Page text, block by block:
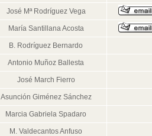
José Mª Rodríguez Vega
María Santillana Acosta
B. Rodríguez Bernardo
Antonio Muñoz Ballesta
José March Fierro
Asunción Giménez Sánchez
Marcia Gabriela Spadaro
M. Valdecantos Anfuso